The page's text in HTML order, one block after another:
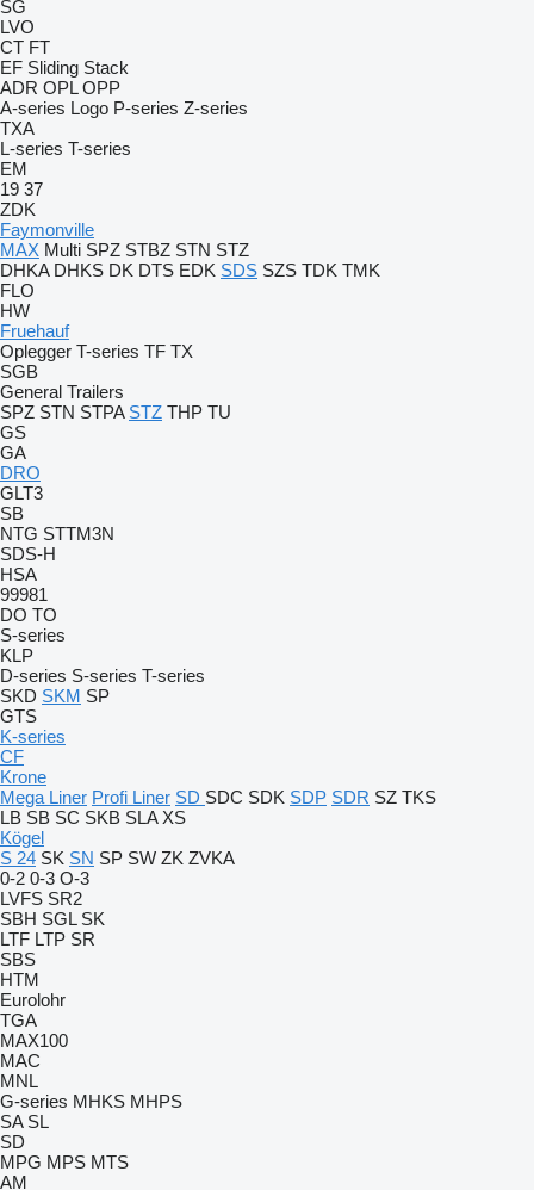
SG
LVO
CT FT
EF Sliding Stack
ADR OPL OPP
A-series Logo P-series Z-series
TXA
L-series T-series
EM
19 37
ZDK
Faymonville
MAX Multi SPZ STBZ STN STZ
DHKA DHKS DK DTS EDK SDS SZS TDK TMK
FLO
HW
Fruehauf
Oplegger T-series TF TX
SGB
General Trailers
SPZ STN STPA STZ THP TU
GS
GA
DRO
GLT3
SB
NTG STTM3N
SDS-H
HSA
99981
DO TO
S-series
KLP
D-series S-series T-series
SKD SKM SP
GTS
K-series
CF
Krone
Mega Liner Profi Liner SD SDC SDK SDP SDR SZ TKS
LB SB SC SKB SLA XS
Kögel
S 24 SK SN SP SW ZK ZVKA
0-2 0-3 O-3
LVFS SR2
SBH SGL SK
LTF LTP SR
SBS
HTM
Eurolohr
TGA
MAX100
MAC
MNL
G-series MHKS MHPS
SA SL
SD
MPG MPS MTS
AM